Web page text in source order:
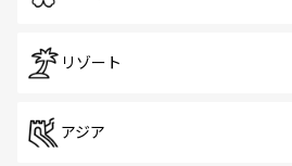
リゾート
アジア